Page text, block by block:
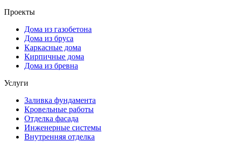
Проекты
Дома из газобетона
Дома из бруса
Каркасные дома
Кирпичные дома
Дома из бревна
Услуги
Заливка фундамента
Кровельные работы
Отделка фасада
Инженерные системы
Внутренняя отделка